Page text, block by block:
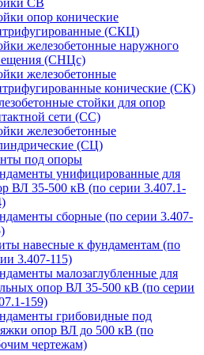
СВ
опор конические
(СКЦ)
железобетонные наружного
(СНЦс)
железобетонные
конические (СК)
стойки для опор
сети (СС)
железобетонные
(СЦ)
под опоры
унифицированные для
ВЛ 35-500 кВ (по серии 3.407.1-
сборные (по серии 3.407-
навесные к фундаментам (по
3.407-115)
малозаглубленные для
опор ВЛ 35-500 кВ (по серии
159)
грибовидные под
опор ВЛ до 500 кВ (по
чертежам)